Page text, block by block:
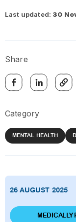
Last updated: 30
Share
Category
MENTAL HEALTH
26 AUGUST 2025
MEDICALLY